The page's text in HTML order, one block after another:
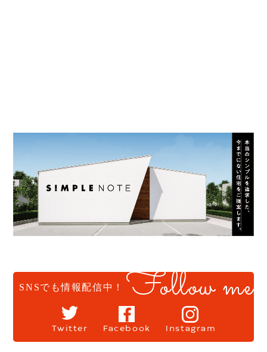
SNSでも情報配信中！ Follow me
Twitter Facebook Instagram